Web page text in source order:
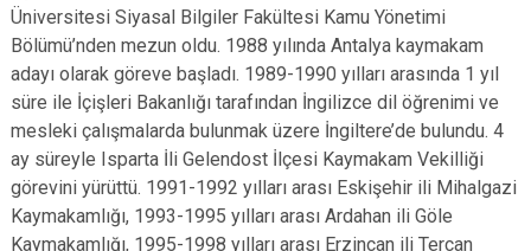
Üniversitesi Siyasal Bilgiler Fakültesi Kamu Yönetimi
Bölümü’nden mezun oldu. 1988 yılında Antalya kaymakam
adayı olarak göreve başladı. 1989-1990 yılları arasında 1 yıl
süre ile İçişleri Bakanlığı tarafından İngilizce dil öğrenimi ve
mesleki çalışmalarda bulunmak üzere İngiltere’de bulundu. 4
ay süreyle Isparta İli Gelendost İlçesi Kaymakam Vekilliği
görevini yürüttü. 1991-1992 yılları arası Eskişehir ili Mihalgazi
Kaymakamlığı, 1993-1995 yılları arası Ardahan ili Göle
Kaymakamlığı, 1995-1998 yılları arası Erzincan ili Tercan